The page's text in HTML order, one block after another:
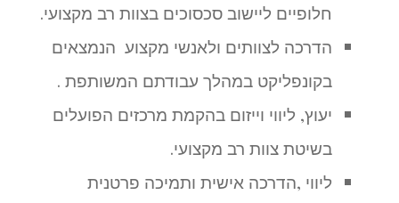
חלופיים ליישוב סכסוכים בצוות רב מקצועי.
הדרכה לצוותים ולאנשי מקצוע הנמצאים
בקונפליקט במהלך עבודתם המשותפת .
יעוץ, ליווי וייזום בהקמת מרכזים הפועלים
בשיטת צוות רב מקצועי.
ליווי ,הדרכה אישית ותמיכה פרטנית